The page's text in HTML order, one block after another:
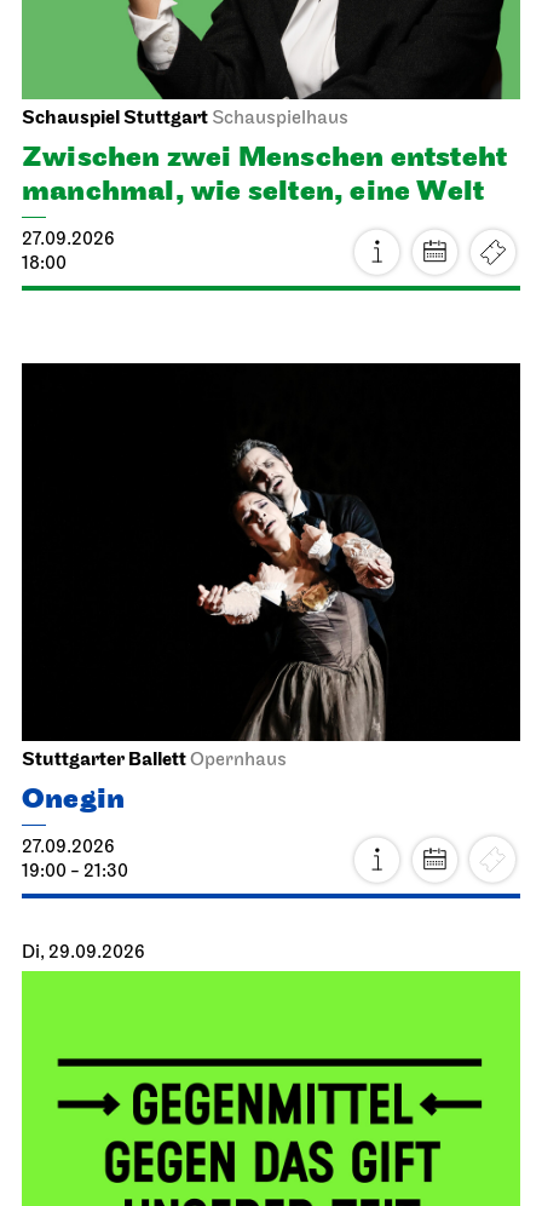
Schauspiel Stuttgart Schauspielhaus
Zwischen zwei Menschen ent­steht
manch­mal, wie selten, eine Welt
27.09.2026
18:00
Stuttgarter BallettOpernhaus
Onegin
27.09.2026
19:00 - 21:30
Di, 29.09.2026